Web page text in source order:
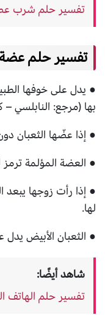
تفسير حلم شرب
تفسير حلم عضة
● يدل على خوفها
بها (مرجع: النابلسي –
● إذا عضّها الثعبان
● العضة المؤلمة
● إذا رأت زوجها يبعد
لها.
● الثعبان الأبيض يدل
شاهد أيضًا:
تفسير حلم الهاتف